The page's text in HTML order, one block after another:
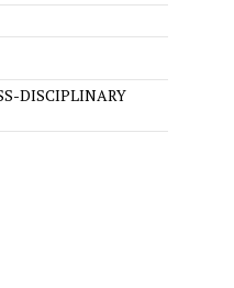
DISCIPLINARY